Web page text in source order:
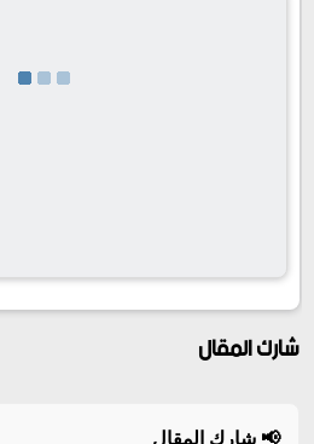
شارك المقال
📢 شارك المقال